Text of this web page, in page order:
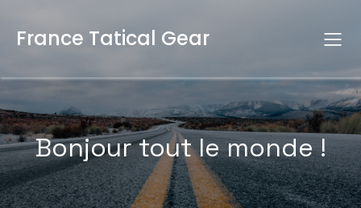
France Tatical Gear
Bonjour tout le monde !